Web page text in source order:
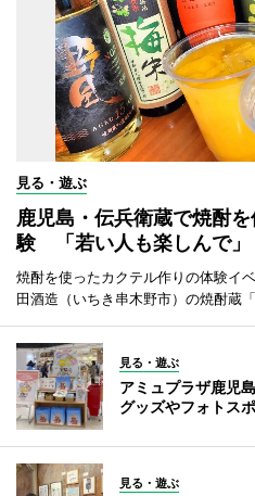
見る・遊ぶ
鹿児島・伝兵衛蔵で焼酎
験 「若い人も楽しんで」
焼酎を使ったカクテル作りの体験イ
田酒造（いちき串木野市）の焼酎蔵
見る・遊ぶ
アミュプラザ鹿児
グッズやフォトス
見る・遊ぶ